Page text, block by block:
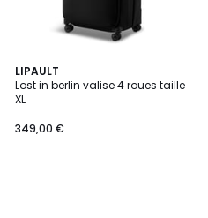
LIPAULT
Lost in berlin valise 4 roues taille
XL
349,00 €